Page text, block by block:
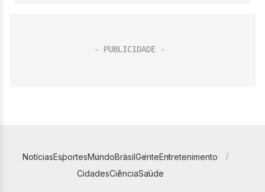
NotíciasEsportesMundoBrasilGenteEntretenimento
CidadesCiênciaSaúde